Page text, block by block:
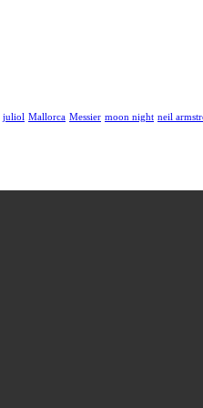
juliol Mallorca Messier moon night neil